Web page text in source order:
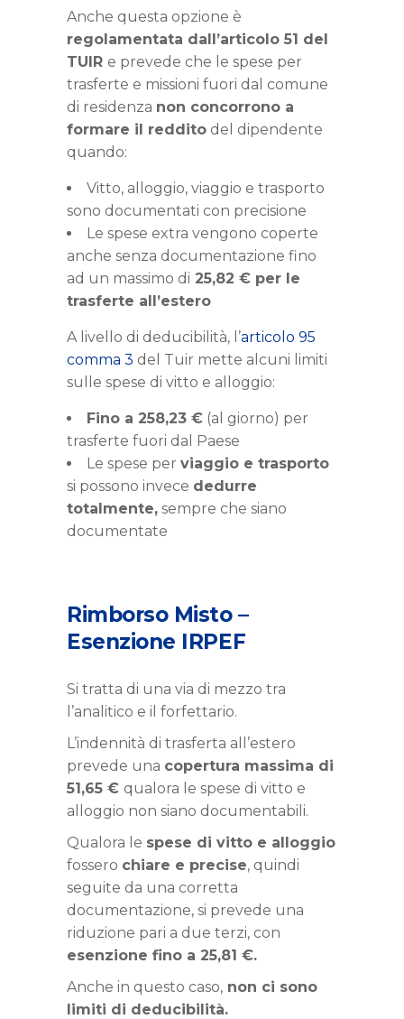
Anche questa opzione è
regolamentata dall’articolo 51 del
TUIR e prevede che le spese per
trasferte e missioni fuori dal comune
di residenza non concorrono a
formare il reddito del dipendente
quando:
Vitto, alloggio, viaggio e trasporto
sono documentati con precisione
Le spese extra vengono coperte
anche senza documentazione fino
ad un massimo di 25,82 € per le
trasferte all’estero
A livello di deducibilità, l’articolo 95
comma 3 del Tuir mette alcuni limiti
sulle spese di vitto e alloggio:
Fino a 258,23 € (al giorno) per
trasferte fuori dal Paese
Le spese per viaggio e trasporto
si possono invece dedurre
totalmente, sempre che siano
documentate
Rimborso Misto –
Esenzione IRPEF
Si tratta di una via di mezzo tra
l’analitico e il forfettario.
L’indennità di trasferta all’estero
prevede una copertura massima di
51,65 € qualora le spese di vitto e
alloggio non siano documentabili.
Qualora le spese di vitto e alloggio
fossero chiare e precise, quindi
seguite da una corretta
documentazione, si prevede una
riduzione pari a due terzi, con
esenzione fino a 25,81 €.
Anche in questo caso, non ci sono
limiti di deducibilità.